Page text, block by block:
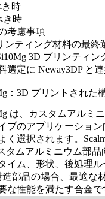
き時
き時
考慮事項
ンティング材料の最終
3D プリンティン
選定に Neway3DP と
：3D プリントされた
は、カスタムアルミ
プのアプリケーショ
く選択されます。
タムアルミニウム部品
イム、形状、後処理
部品の場合、最適な
な性能を満たす合金で